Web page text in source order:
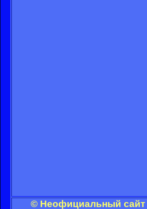
© Неофициальный сайт